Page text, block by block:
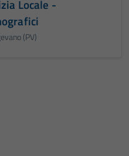
Locale -
(PV)